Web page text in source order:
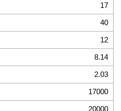
17
40
12
8.14
2.03
17000
20000